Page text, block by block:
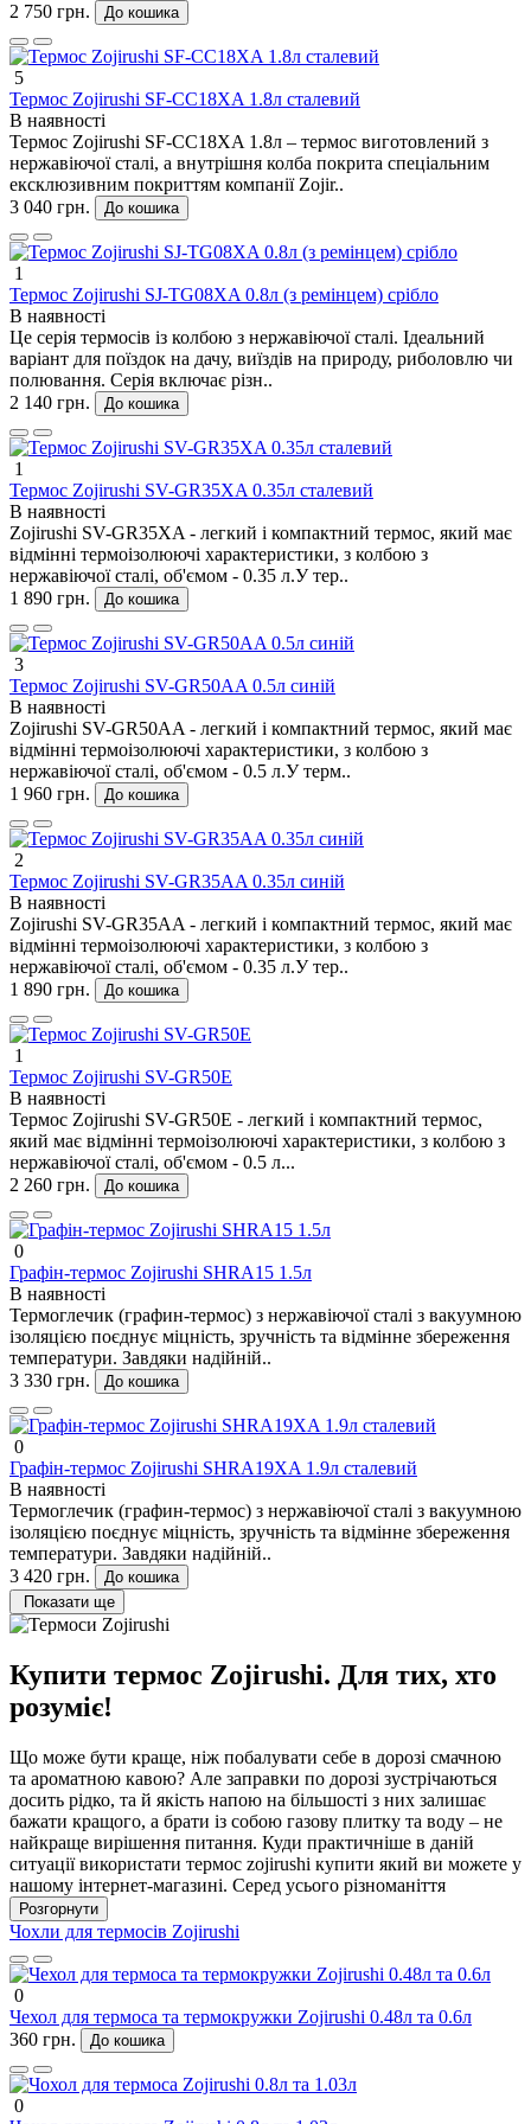
2 750 грн. До кошика
5
Термос Zojirushi SF-CС18XA 1.8л сталевий
В наявності
Термос Zojirushi SF-CС18XA 1.8л – термос виготовлений з
нержавіючої сталі, а внутрішня колба покрита спеціальним
ексклюзивним покриттям компанії Zojir..
3 040 грн.
До кошика
1
Термос Zojirushi SJ-TG08XA 0.8л (з ремінцем) срібло
В наявності
Це серія термосів із колбою з нержавіючої сталі. Ідеальний
варіант для поїздок на дачу, виїздів на природу, риболовлю чи
полювання. Серія включає різн..
2 140 грн.
До кошика
1
Термос Zojirushi SV-GR35XA 0.35л сталевий
В наявності
Zojirushi SV-GR35XA - легкий і компактний термос, який має
відмінні термоізолюючі характеристики, з колбою з
нержавіючої сталі, об'ємом - 0.35 л.У тер..
1 890 грн.
До кошика
3
Термос Zojirushi SV-GR50AA 0.5л синій
В наявності
Zojirushi SV-GR50AA - легкий і компактний термос, який має
відмінні термоізолюючі характеристики, з колбою з
нержавіючої сталі, об'ємом - 0.5 л.У терм..
1 960 грн.
До кошика
2
Термос Zojirushi SV-GR35AA 0.35л синій
В наявності
Zojirushi SV-GR35AA - легкий і компактний термос, який має
відмінні термоізолюючі характеристики, з колбою з
нержавіючої сталі, об'ємом - 0.35 л.У тер..
1 890 грн.
До кошика
1
Термос Zojirushi SV-GR50E
В наявності
Термос Zojirushi SV-GR50E - легкий і компактний термос,
який має відмінні термоізолюючі характеристики, з колбою з
нержавіючої сталі, об'ємом - 0.5 л...
2 260 грн.
До кошика
0
Графін-термос Zojirushi SHRA15 1.5л
В наявності
Термоглечик (графин-термос) з нержавіючої сталі з вакуумною
ізоляцією поєднує міцність, зручність та відмінне збереження
температури. Завдяки надійній..
3 330 грн.
До кошика
0
Графін-термос Zojirushi SHRA19XA 1.9л сталевий
В наявності
Термоглечик (графин-термос) з нержавіючої сталі з вакуумною
ізоляцією поєднує міцність, зручність та відмінне збереження
температури. Завдяки надійній..
3 420 грн.
До кошика
Показати ще
Купити термос Zojirushi. Для тих, хто
розуміє!
Що може бути краще, ніж побалувати себе в дорозі смачною
та ароматною кавою? Але заправки по дорозі зустрічаються
досить рідко, та й якість напою на більшості з них залишає
бажати кращого, а брати із собою газову плитку та воду – не
найкраще вирішення питання. Куди практичніше в даній
ситуації використати термос zojirushi купити який ви можете у
нашому інтернет-магазині. Серед усього різноманіття
подібних пристроїв продукція цього японського виробника
вважається однією з найкращих, саме її рекомендують до
аж ніяк не безпідставно!
Зручний та практичний термос
Zojirushi. Причини популярності
Продукція Zojirushi Corporation (а саме так звучить повна назва
Розгорнути
Чохли для термосів Zojirushi
0
Чехол для термоса та термокружки Zojirushi 0.48л та 0.6л
360 грн.
До кошика
0